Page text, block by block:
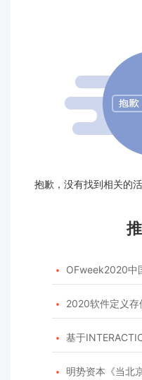
抱歉，没有找到相关的
 OFweek2020中
 2020软件定义存
 基于INTERACTION
 明势资本《当北京遇